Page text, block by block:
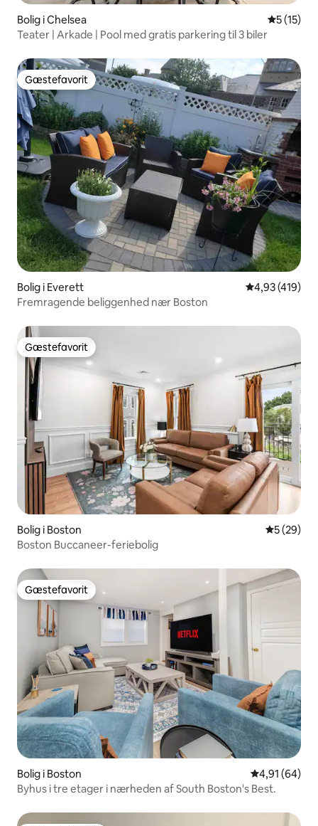
Bolig i Chelsea 5 ud af 5
5 (15)
Teater | Arkade | Pool med gratis parkering til 3 biler
Gæstefavorit
Gæstefavorit
Bolig i Everett 4,93 ud af 5 i
4,93 (419)
Fremragende beliggenhed nær Boston
Gæstefavorit
Gæstefavorit
Bolig i Boston 5 ud af 5 i
5 (29)
Boston Buccaneer-feriebolig
Gæstefavorit
Gæstefavorit
Bolig i Boston 4,91 ud af 5 i
4,91 (64)
Byhus i tre etager i nærheden af South Boston's Best.